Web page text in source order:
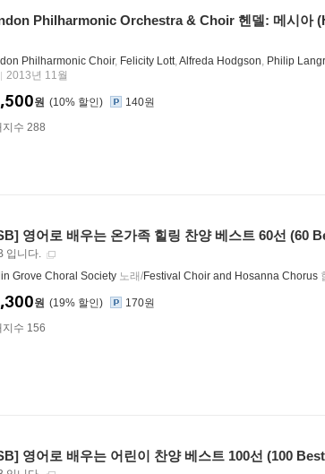
Philharmonic Orchestra & Choir 헨델: 메시아
Philharmonic Choir, Felicity Lott,Alfreda Hodgson, Philip
2013년 11월
10%
원
140원
지수 288
영어로 배우는 온가족 힐링 찬양 베스트 60선 (60
입니다.
Grove Choral Society 노래/Festival Choir and Hosanna Chorus
19%
원
170원
지수 156
영어로 배우는 어린이 찬양 베스트 100선 (100